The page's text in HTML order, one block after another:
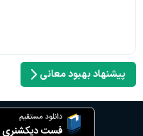
پیشنهاد بهبود معانی